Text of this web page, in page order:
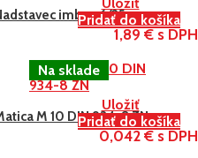
Pridať do košíka
imbus 6/25
1,89 € s DPH
Uložiť
Pridať do košíka
M 10 DIN 934-8 ZN
0,042 € s DPH